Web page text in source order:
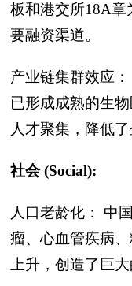
板和港交所18A章
要融资渠道。
产业链集群效应
已形成成熟的生
人才聚集，降低了
社会 (Social):
人口老龄化： 中
瘤、心血管疾病
上升，创造了巨